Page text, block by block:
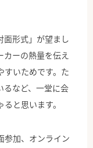
面形式」が望まし
カーの熱量を伝え
すいためです。た
るなど、一堂に会
と思います。
参加、オンライン